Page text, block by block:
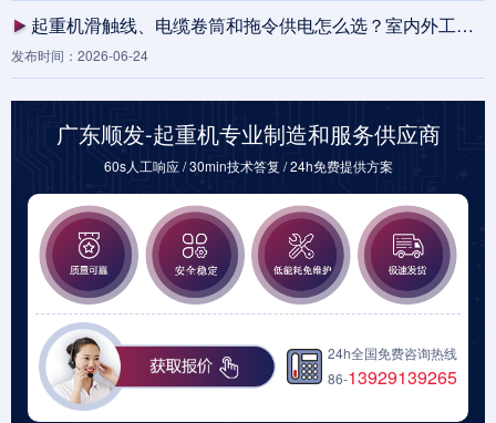
起重机滑触线、电缆卷筒和拖令供电怎么选？室内外工况对比
发布时间：2026-06-24
广东顺发-起重机专业制造和服务供应商
60s人工响应 / 30min技术答复 / 24h免费提供方案
24h全国免费咨询热线
86-13929139265